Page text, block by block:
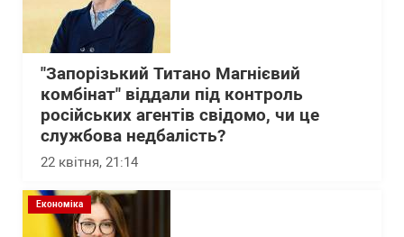
"Запорізький Титано Магнієвий
комбінат" віддали під контроль
російських агентів свідомо, чи це
службова недбалість?
22 квітня, 21:14
Економіка